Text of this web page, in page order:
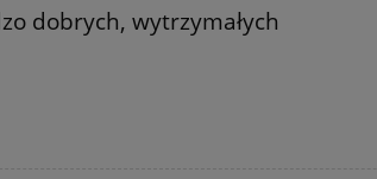
dobrych, wytrzymałych